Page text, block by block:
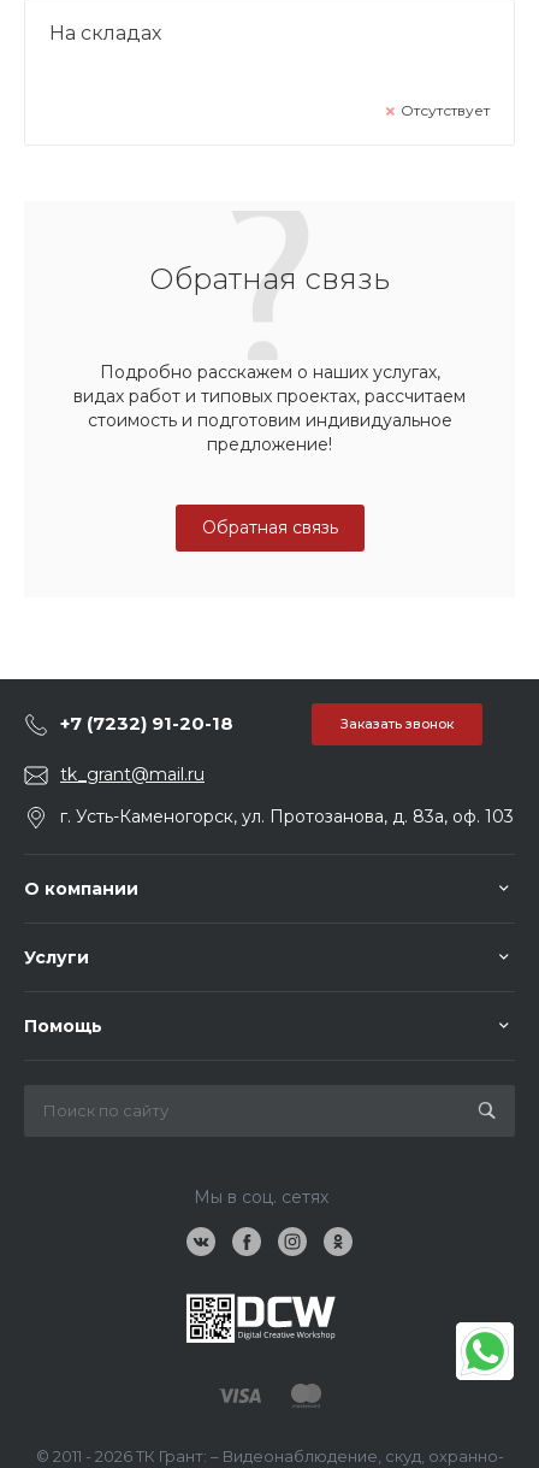
На складах
Отсутствует
Обратная связь
Подробно расскажем о наших услугах,
видах работ и типовых проектах, рассчитаем
стоимость и подготовим индивидуальное
предложение!
Обратная связь
+7 (7232) 91-20-18 Заказать звонок
tk_grant@mail.ru
г. Усть-Каменогорск, ул. Протозанова, д. 83а, оф. 103
О компании
Услуги
Помощь
Мы в соц. сетях
© 2011 - 2026 ТК Грант: – Видеонаблюдение, скуд, охранно-